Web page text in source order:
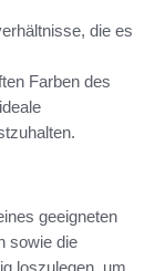
die es
Farben des
geeigneten
sowie die